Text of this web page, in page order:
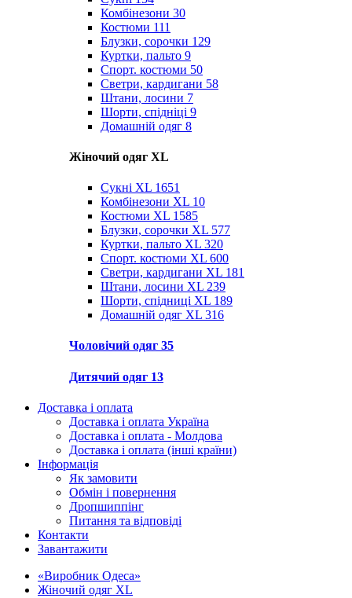
Комбінезони 30
Костюми 111
Блузки, сорочки 129
Куртки, пальто 9
Спорт. костюми 50
Светри, кардигани 58
Штани, лосини 7
Шорти, спідніці 9
Домашній одяг 8
Жіночий одяг XL
Cукні XL 1651
Комбінезони XL 10
Костюми XL 1585
Блузки, сорочки XL 577
Куртки, пальто XL 320
Спорт. костюми XL 600
Светри, кардигани XL 181
Штани, лосини XL 239
Шорти, спідниці XL 189
Домашній одяг XL 316
Чоловічий одяг 35
Дитячий одяг 13
Доставка і оплата
Доставка і оплата Україна
Доставка і оплата - Молдова
Доставка і оплата (інші країни)
Інформація
Як замовити
Обмін і повернення
Дропшиппінг
Питання та відповіді
Контакти
Завантажити
«Виробник Одеса»
Жіночий одяг XL